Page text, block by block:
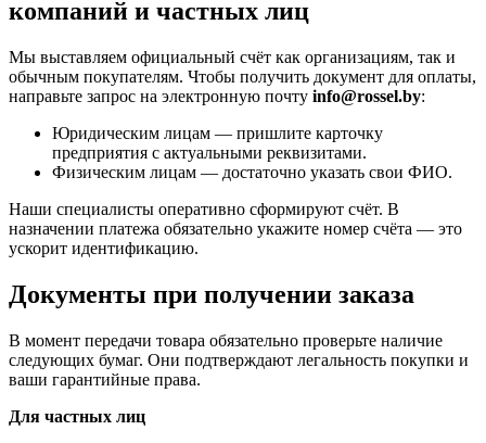
компаний и частных лиц
Мы выставляем официальный счёт как организациям, так и
обычным покупателям. Чтобы получить документ для оплаты,
направьте запрос на электронную почту info@rossel.by:
Юридическим лицам — пришлите карточку
предприятия с актуальными реквизитами.
Физическим лицам — достаточно указать свои ФИО.
Наши специалисты оперативно сформируют счёт. В
назначении платежа обязательно укажите номер счёта — это
ускорит идентификацию.
Документы при получении заказа
В момент передачи товара обязательно проверьте наличие
следующих бумаг. Они подтверждают легальность покупки и
ваши гарантийные права.
Для частных лиц